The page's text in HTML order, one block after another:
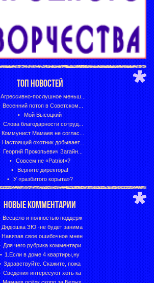
ТОП НОВОСТЕЙ
Агрессивно-послушное меньш...
Весенний потоп в Советском...
Мой Высоцкий
Слова благодарности сотруд...
Коммунист Мамаев не соглас...
Настоящий охотник добывает...
Георгий Прокопьевич Загайн...
Совсем не «Patriot»?
Верните директора!
У «разбитого корыта»?
НОВЫЕ КОММЕНТАРИИ
Всецело и полностью поддерж
Дядюшка ЗЮ -не будет занима
Навязав свое ошибочное мнен
Для чего рубрика комментари
1.Если в доме 4 квартиры,ну
Здравствуйте. Скажите, пожа
Сведения интересуют хоть ка